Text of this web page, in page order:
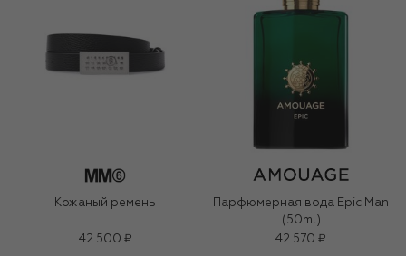
Кожаный ремень
42 500 ₽
Парфюмерная вода Epic Man
(50ml)
42 570 ₽